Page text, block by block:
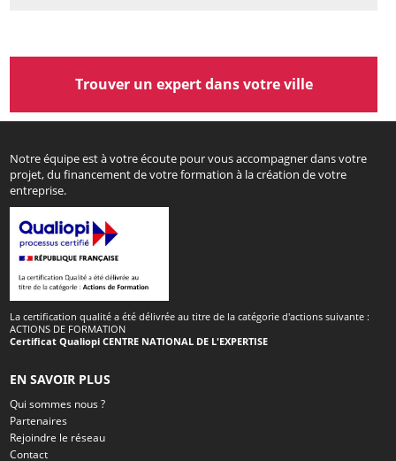
Trouver un expert dans votre ville
Notre équipe est à votre écoute pour vous accompagner dans votre
projet, du financement de votre formation à la création de votre
entreprise.
La certification qualité a été délivrée au titre de la catégorie d'actions suivante :
ACTIONS DE FORMATION
Certificat Qualiopi CENTRE NATIONAL DE L'EXPERTISE
EN SAVOIR PLUS
Qui sommes nous ?
Partenaires
Rejoindre le réseau
Contact